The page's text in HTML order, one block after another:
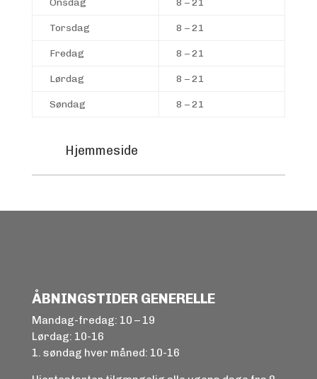
Onsdag 8 – 21
Torsdag 8 – 21
Fredag 8 – 21
Lørdag 8 – 21
Søndag 8 – 21
Hjemmeside
ÅBNINGSTIDER GENERELLE
Mandag-fredag: 10 – 19
Lørdag: 10-16
1. søndag hver måned: 10-16